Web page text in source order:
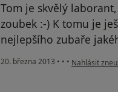
Tom je skvělý
zoubek :-) K tomu je
nejlepšího zubaře
20. března 2013 • • • podle názoru
Nahlásit